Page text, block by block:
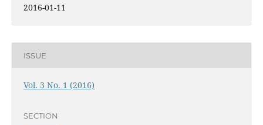
2016-01-11
ISSUE
Vol. 3 No. 1 (2016)
SECTION